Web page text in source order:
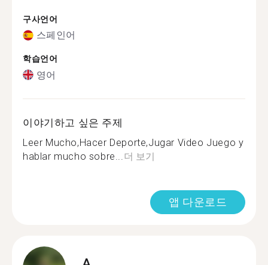
구사언어
스페인어
학습언어
영어
이야기하고 싶은 주제
Leer Mucho,Hacer Deporte,Jugar Video Juego y
hablar mucho sobre... 더 보기
앱 다운로드